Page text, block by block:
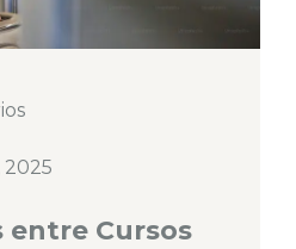
2025
entre Cursos